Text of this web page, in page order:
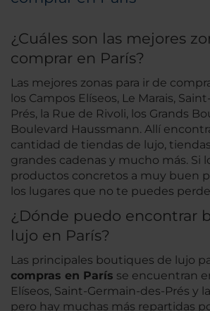
¿Cuáles son las mejores
comprar en París?
Las mejores zonas para ir de
los Campos Elíseos, Le Marais,
Prés, la Rue de Rivoli, los Grands
Boulevard Haussmann. Allí
cantidad de tiendas de lujo,
grandes cadenas y mucho más. Si
productos concretos a muy buen
los lugares que no te puedes
¿Dónde puedo encontrar
lujo en París?
Las principales boutiques de lujo
compras en París se encuentran
Elíseos, Saint-Germain-des-Prés y
pero hay muchas más repartidas